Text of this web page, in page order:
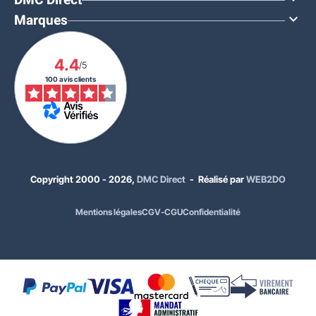
Marques 
4.4/5
100 avis clients
Copyright 2000 - 2026, DMC Direct - Réalisé parWEB2DO
Mentions légalesCGV-CGUConfidentialité